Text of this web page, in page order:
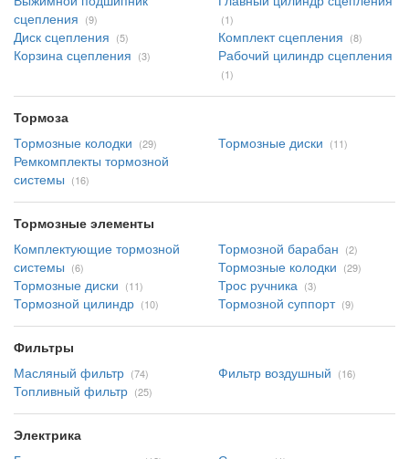
сцепления (9) (1)
Диск сцепления (5) Комплект сцепления (8)
Корзина сцепления (3) Рабочий цилиндр сцепления
(1)
Тормоза
Тормозные колодки (29) Тормозные диски (11)
Ремкомплекты тормозной
системы (16)
Тормозные элементы
Комплектующие тормозной
системы (6)
Тормозной барабан (2)
Тормозные колодки (29)
Тормозные диски (11) Трос ручника (3)
Тормозной цилиндр (10) Тормозной суппорт (9)
Фильтры
Масляный фильтр (74) Фильтр воздушный (16)
Топливный фильтр (25)
Электрика